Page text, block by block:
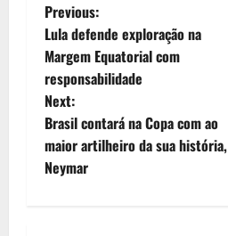
Previous:
Lula defende exploração na
Margem Equatorial com
responsabilidade
Next:
Brasil contará na Copa com ao
maior artilheiro da sua história,
Neymar